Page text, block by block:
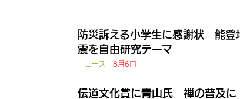
防災訴える小学生に感謝状 能登
震を自由研究テーマ
ニュース
8月6日
伝道文化賞に青山氏 禅の普及に